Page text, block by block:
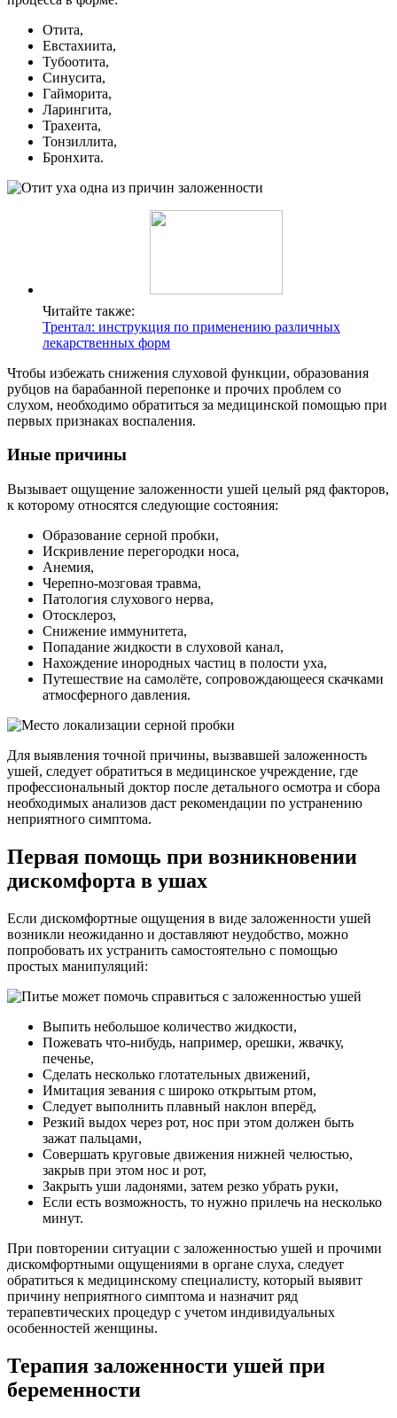
Отита,
Евстахиита,
Тубоотита,
Синусита,
Гайморита,
Ларингита,
Трахеита,
Тонзиллита,
Бронхита.
Читайте также:
Трентал: инструкция по применению различных
лекарственных форм
Чтобы избежать снижения слуховой функции, образования
рубцов на барабанной перепонке и прочих проблем со
слухом, необходимо обратиться за медицинской помощью при
первых признаках воспаления.
Иные причины
Вызывает ощущение заложенности ушей целый ряд факторов,
к которому относятся следующие состояния:
Образование серной пробки,
Искривление перегородки носа,
Анемия,
Черепно-мозговая травма,
Патология слухового нерва,
Отосклероз,
Снижение иммунитета,
Попадание жидкости в слуховой канал,
Нахождение инородных частиц в полости уха,
Путешествие на самолёте, сопровождающееся скачками
атмосферного давления.
Для выявления точной причины, вызвавшей заложенность
ушей, следует обратиться в медицинское учреждение, где
профессиональный доктор после детального осмотра и сбора
необходимых анализов даст рекомендации по устранению
неприятного симптома.
Первая помощь при возникновении
дискомфорта в ушах
Если дискомфортные ощущения в виде заложенности ушей
возникли неожиданно и доставляют неудобство, можно
попробовать их устранить самостоятельно с помощью
простых манипуляций:
Выпить небольшое количество жидкости,
Пожевать что-нибудь, например, орешки, жвачку,
печенье,
Сделать несколько глотательных движений,
Имитация зевания с широко открытым ртом,
Следует выполнить плавный наклон вперёд,
Резкий выдох через рот, нос при этом должен быть
зажат пальцами,
Совершать круговые движения нижней челюстью,
закрыв при этом нос и рот,
Закрыть уши ладонями, затем резко убрать руки,
Если есть возможность, то нужно прилечь на несколько
минут.
При повторении ситуации с заложенностью ушей и прочими
дискомфортными ощущениями в органе слуха, следует
обратиться к медицинскому специалисту, который выявит
причину неприятного симптома и назначит ряд
терапевтических процедур с учетом индивидуальных
особенностей женщины.
Терапия заложенности ушей при
беременности